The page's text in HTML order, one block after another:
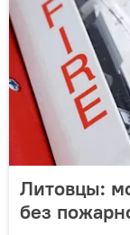
Литовцы:
без